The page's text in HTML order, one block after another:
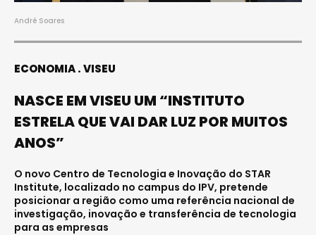
André Soares
ECONOMIA VISEU
NASCE EM VISEU UM “INSTITUTO
ESTRELA QUE VAI DAR LUZ POR MUITOS
ANOS”
O novo Centro de Tecnologia e Inovação do STAR
Institute, localizado no campus do IPV, pretende
posicionar a região como uma referência nacional de
investigação, inovação e transferência de tecnologia
para as empresas